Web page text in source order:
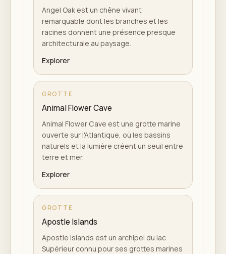
Angel Oak est un chêne vivant
remarquable dont les branches et les
racines donnent une présence presque
architecturale au paysage.
Explorer
GROTTE
Animal Flower Cave
Animal Flower Cave est une grotte marine
ouverte sur l'Atlantique, où les bassins
naturels et la lumière créent un seuil entre
terre et mer.
Explorer
GROTTE
Apostle Islands
Apostle Islands est un archipel du lac
Supérieur connu pour ses grottes marines